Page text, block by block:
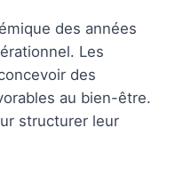
des années
Les
des
au bien-être.
structurer leur